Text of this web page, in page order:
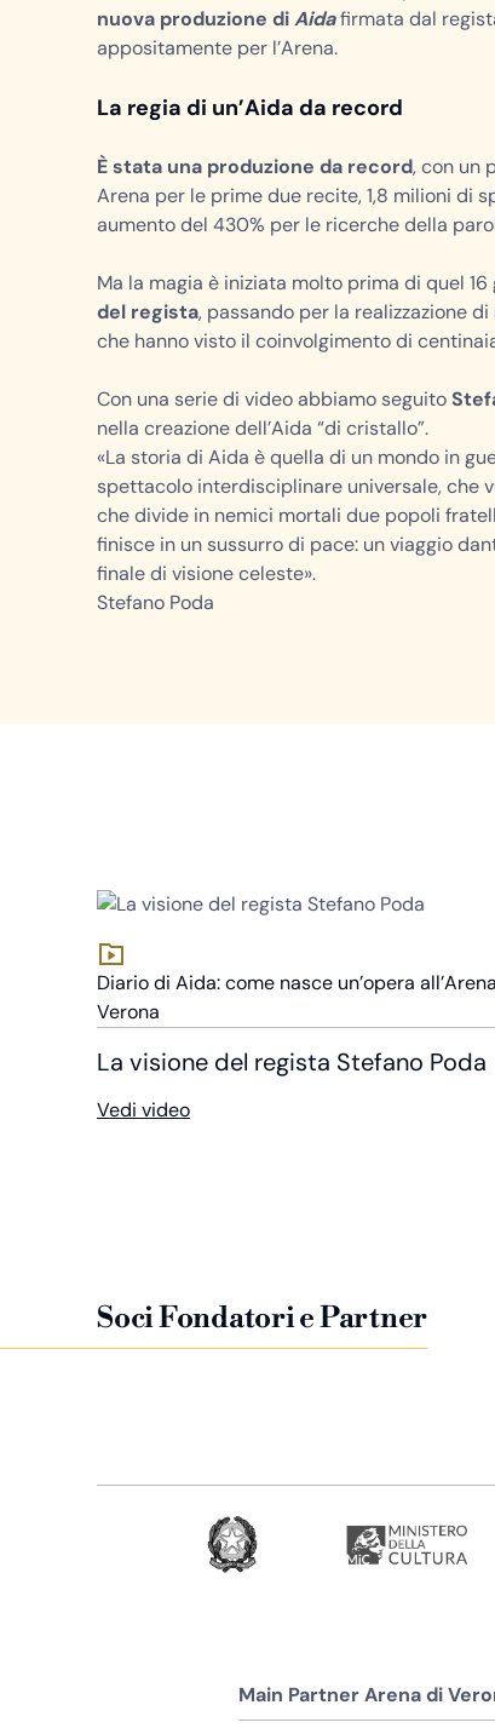
nuova produzione diAidafirmata dal
appositamente per l’Arena.
La regia di un’Aida da record
È stata una produzione da record, con un
Arena per le prime due recite, 1,8 milioni di
aumento del 430% per le ricerche della
Ma la magia è iniziata molto prima di quel
del regista, passando per la realizzazione di
che hanno visto il coinvolgimento di
Con una serie di video abbiamo seguito
nella creazione dell’Aida “di cristallo”.
«La storia di Aida è quella di un mondo in
spettacolo interdisciplinare universale, che
che divide in nemici mortali due popoli
finisce in un sussurro di pace: un viaggio
finale di visione celeste».
Stefano Poda
Diario di Aida: come nasce un’opera
Verona
La visione del regista Stefano Poda
Vedi video
Soci Fondatori e Partner
Main Partner Arena di